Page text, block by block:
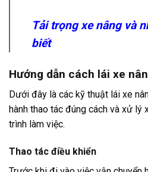
Tải trọng xe nâng và
biết
Hướng dẫn cách lái xe
Dưới đây là các kỹ thuật lái xe
hành thao tác đúng cách và xử lý
trình làm việc.
Thao tác điều khiển